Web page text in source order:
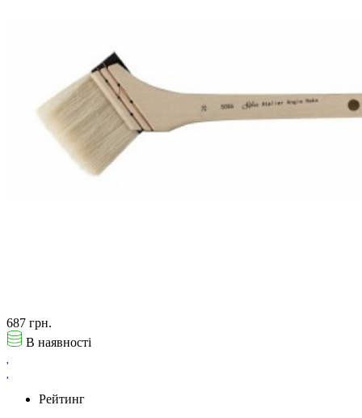
687 грн.
В наявності
Рейтинг